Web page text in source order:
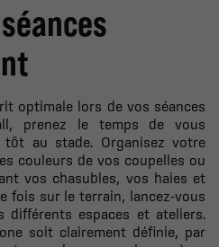
optimale lors de vos séances
prenez le temps de vous
au stade. Organisez votre
couleurs de vos coupelles ou
vos chasubles, vos haies et
fois sur le terrain, lancez-vous
différents espaces et ateliers.
soit clairement définie, par